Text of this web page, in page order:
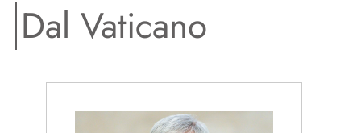
Dal Vaticano